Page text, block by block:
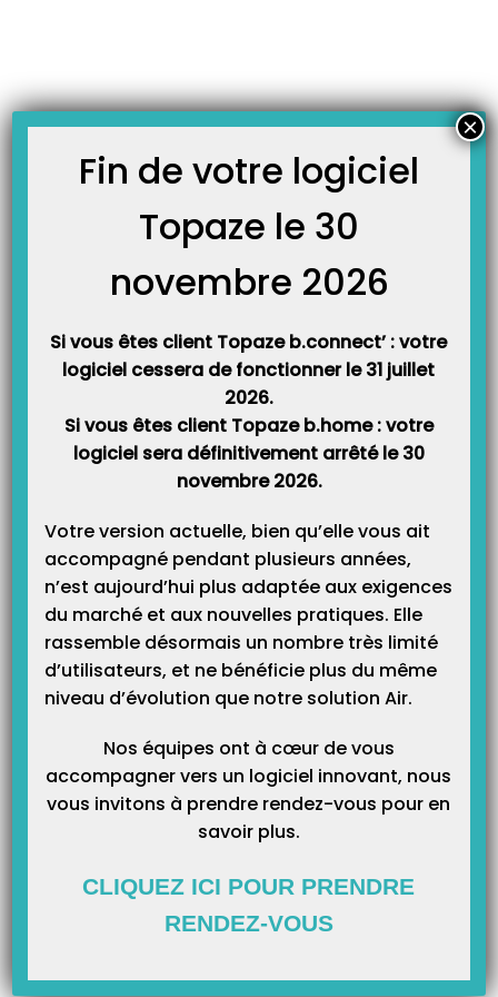
À LA UNE
Où trouver sa BAL FSE dans Topaze ?
La BAL FSE, ou boite aux lettres technique, est l’adresse email que vous avez
retours NOEMIE. Cette boite aux lettres FSE peut être également
communiquée aux différents organismes complémentaires (Mutuelles) lors
Catégories
Catégories
Fin de votre logiciel
Topaze le 30
novembre 2026
Si vous êtes client Topaze b.connect’ : votre
logiciel cessera de fonctionner le 31 juillet
2026.
Si vous êtes client Topaze b.home : votre
logiciel sera définitivement arrêté le 30
novembre 2026.
Votre version actuelle, bien qu’elle vous ait
accompagné pendant plusieurs années,
n’est aujourd’hui plus adaptée aux exigences
du marché et aux nouvelles pratiques. Elle
rassemble désormais un nombre très limité
d’utilisateurs, et ne bénéficie plus du même
niveau d’évolution que notre solution Air.
Nos équipes ont à cœur de vous
accompagner vers un logiciel innovant, nous
vous invitons à prendre rendez-vous pour en
savoir plus.
CLIQUEZ ICI POUR PRENDRE
RENDEZ-VOUS
×